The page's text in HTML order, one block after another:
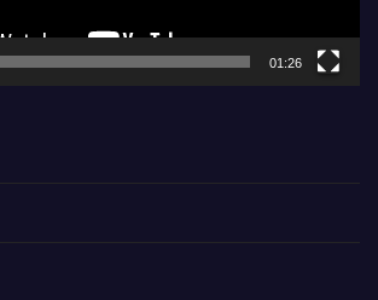
01:26